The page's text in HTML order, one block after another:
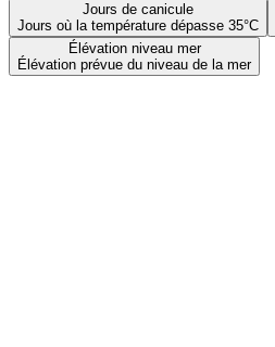
Jours de canicule
Jours où la température dépasse 35°C
Élévation niveau mer
Élévation prévue du niveau de la mer